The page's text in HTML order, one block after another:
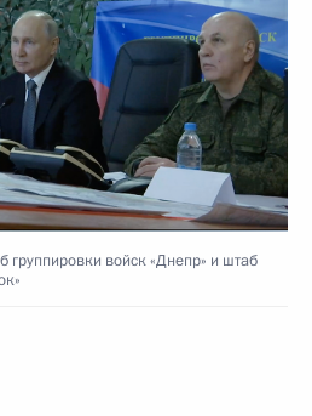
группировки войск «Днепр» и штаб